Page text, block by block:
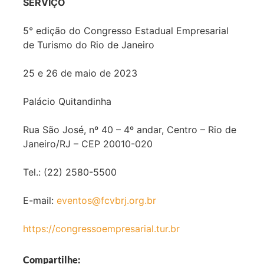
SERVIÇO
5° edição do Congresso Estadual Empresarial
de Turismo do Rio de Janeiro
25 e 26 de maio de 2023
Palácio Quitandinha
Rua São José, nº 40 – 4º andar, Centro – Rio de
Janeiro/RJ – CEP 20010-020
Tel.: (22) 2580-5500
E-mail:eventos@fcvbrj.org.br
https://congressoempresarial.tur.br
Compartilhe: